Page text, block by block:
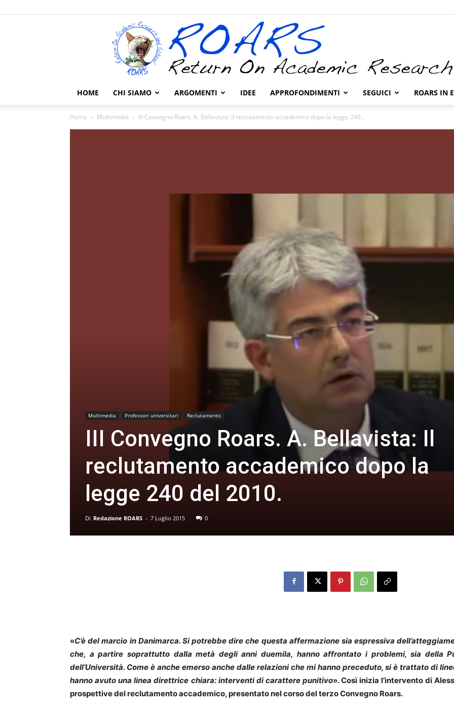
HOME CHI SIAMO ARGOMENTI IDEE APPROFONDIMENTI SEGUICI ROARS IN
Home Multimedia III Convegno Roars. A. Bellavista: Il reclutamento accademico dopo la legge 240...
Multimedia Professori universitari Reclutamento
III Convegno Roars. A. Bellavista: Il
reclutamento accademico dopo la
legge 240 del 2010.
Di Redazione ROARS - 7 Luglio 2015 0
«C’è del marcio in Danimarca. Si potrebbe dire che questa affermazione sia espressiva
che, a partire soprattutto dalla metà degli anni duemila, hanno affrontato i problemi, sia della
dell’Università. Come è anche emerso anche dalle relazioni che mi hanno preceduto, si è trattato di
hanno avuto una linea direttrice chiara: interventi di carattere punitivo». Così inizia l’intervento di
prospettive del reclutamento accademico, presentato nel corso del terzo Convegno Roars.